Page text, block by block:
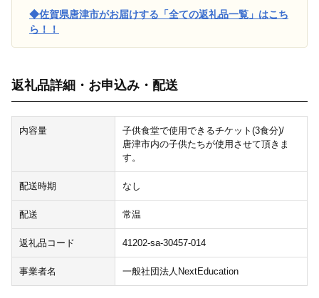
◆佐賀県唐津市がお届けする「全ての返礼品一覧」はこち
ら！！
返礼品詳細・お申込み・配送
内容量
子供食堂で使用できるチケット(3食分)/
唐津市内の子供たちが使用させて頂きま
す。
配送時期 なし
配送 常温
返礼品コード 41202-sa-30457-014
事業者名 一般社団法人NextEducation